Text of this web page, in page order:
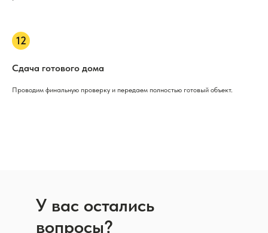
Сдача готового дома
Проводим финальную проверку и передаем полностью готовый объект.
У вас остались
вопросы?